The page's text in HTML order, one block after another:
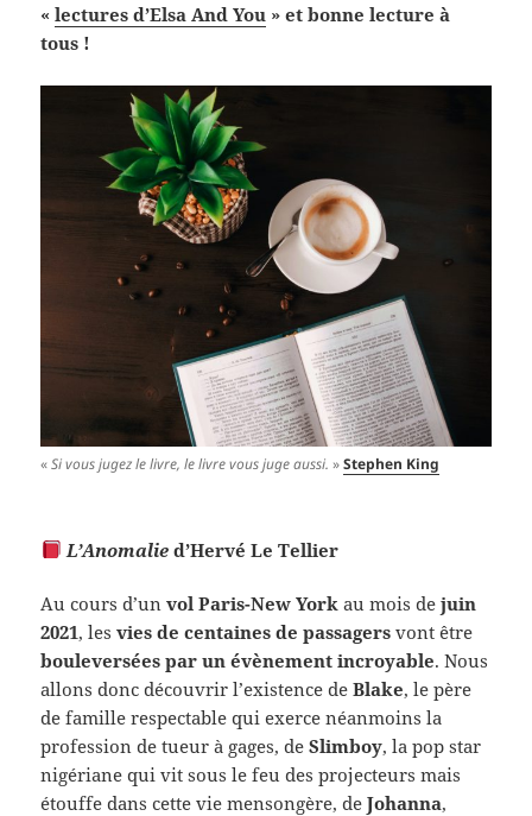
«lectures d’Elsa And You » et bonne lecture à
tous !
«Si vous jugez le livre, le livre vous juge aussi. »Stephen King
L’Anomalied’Hervé Le Tellier
Au cours d’unvol Paris-New York au mois dejuin
2021, lesvies de centaines de passagers vont être
bouleversées par un évènement incroyable. Nous
allons donc découvrir l’existence deBlake, le père
de famille respectable qui exerce néanmoins la
profession de tueur à gages, deSlimboy, la pop star
nigériane qui vit sous le feu des projecteurs mais
étouffe dans cette vie mensongère, deJohanna,